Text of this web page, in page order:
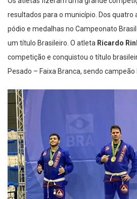
Os atletas fizeram uma grande
resultados para o município. Dos
pódio e medalhas no Campeonato
um título Brasileiro. O atleta Ricardo
competição e conquistou o título
Pesado – Faixa Branca, sendo